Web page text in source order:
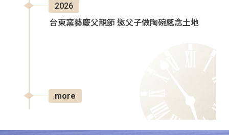
2026
台東窯藝慶父親節 邀父子做陶碗感念土地
more